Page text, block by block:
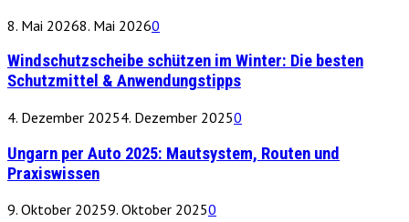
8. Mai 20268. Mai 20260
Windschutzscheibe schützen im Winter: Die besten
Schutzmittel & Anwendungstipps
4. Dezember 20254. Dezember 20250
Ungarn per Auto 2025: Mautsystem, Routen und
Praxiswissen
9. Oktober 20259. Oktober 20250